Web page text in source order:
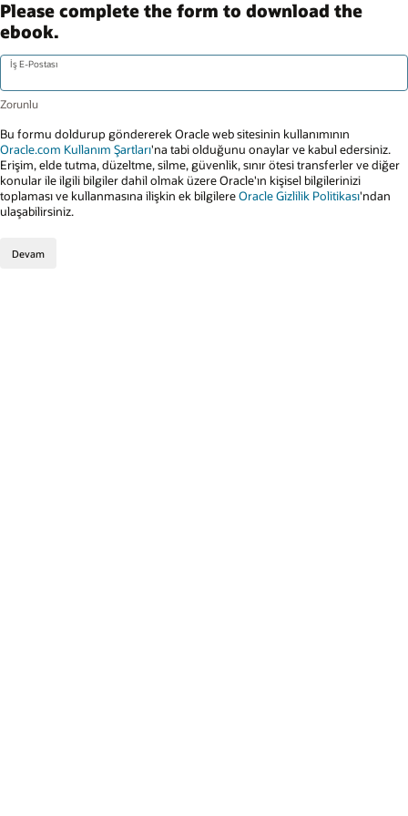
Please complete the form to download the
ebook.
İş E-Postası
Bu formu doldurup göndererek Oracle web sitesinin kullanımının
Oracle.com Kullanım Şartları'na tabi olduğunu onaylar ve kabul edersiniz.
Erişim, elde tutma, düzeltme, silme, güvenlik, sınır ötesi transferler ve diğer
konular ile ilgili bilgiler dahil olmak üzere Oracle'ın kişisel bilgilerinizi
toplaması ve kullanmasına ilişkin ek bilgilereOracle Gizlilik Politikası'ndan
ulaşabilirsiniz.
Devam